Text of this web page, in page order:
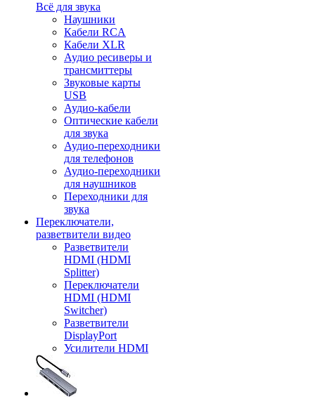
Всё для звука
Наушники
Кабели RCA
Кабели XLR
Аудио ресиверы и
трансмиттеры
Звуковые карты
USB
Аудио-кабели
Оптические кабели
для звука
Аудио-переходники
для телефонов
Аудио-переходники
для наушников
Переходники для
звука
Переключатели,
разветвители видео
Разветвители
HDMI (HDMI
Splitter)
Переключатели
HDMI (HDMI
Switcher)
Разветвители
DisplayPort
Усилители HDMI